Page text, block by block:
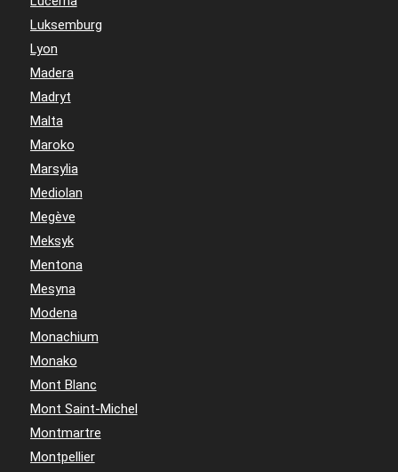
Luksemburg
Lyon
Madera
Madryt
Malta
Maroko
Marsylia
Mediolan
Megève
Meksyk
Mentona
Mesyna
Modena
Monachium
Monako
Mont Blanc
Mont Saint-Michel
Montmartre
Montpellier